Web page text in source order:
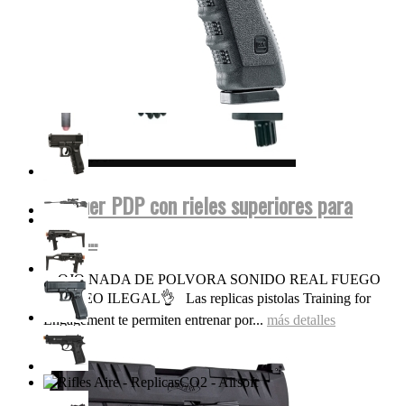
Walther PDP con rieles superiores para
miras...
OJO NADA DE POLVORA SONIDO REAL FUEGO
FOGUEO ILEGAL👌 Las replicas pistolas Training for
Engagement te permiten entrenar por... más detalles